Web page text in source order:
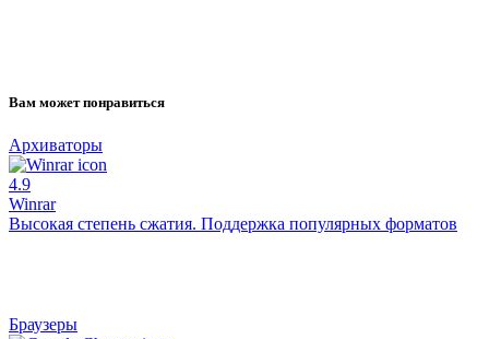
Вам может понравиться
Архиваторы
4.9
Winrar
Высокая степень сжатия. Поддержка популярных форматов
Браузеры